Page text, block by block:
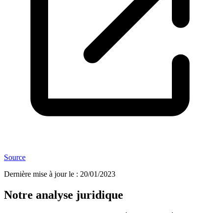
Source
Dernière mise à jour le : 20/01/2023
Notre analyse juridique